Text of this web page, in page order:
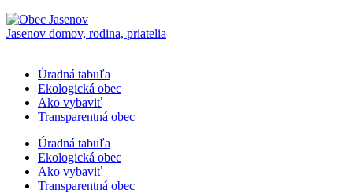
Jasenov domov, rodina, priatelia
Úradná tabuľa
Ekologická obec
Ako vybaviť
Transparentná obec
Úradná tabuľa
Ekologická obec
Ako vybaviť
Transparentná obec